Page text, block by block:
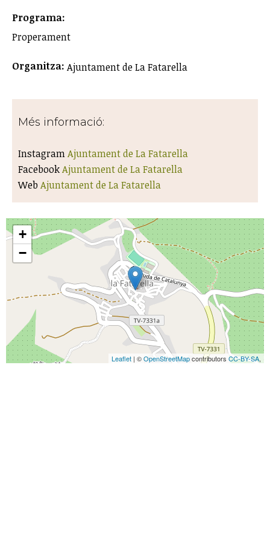
Programa:
Properament
Organitza: Ajuntament de La Fatarella
Més informació:
InstagramAjuntament de La Fatarella
FacebookAjuntament de La Fatarella
Web Ajuntament de La Fatarella
+
−
Leaflet | ©OpenStreetMapcontributors CC-BY-SA,